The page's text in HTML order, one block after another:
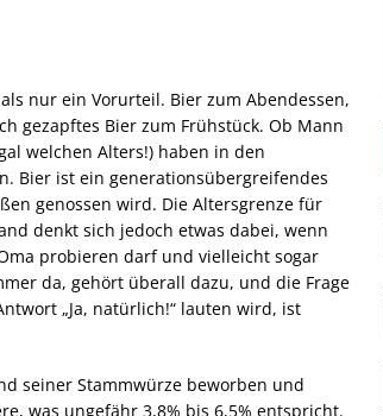
nur ein Vorurteil. Bier zum Abendessen,
gezapftes Bier zum Frühstück. Ob Mann
welchen Alters!) haben in den
Bier ist ein generationsübergreifendes
genossen wird. Die Altersgrenze für
denkt sich jedoch etwas dabei, wenn
probieren darf und vielleicht sogar
da, gehört überall dazu, und die Frage
„Ja, natürlich!“ lauten wird, ist
seiner Stammwürze beworben und
was ungefähr 3,8% bis 6,5% entspricht.